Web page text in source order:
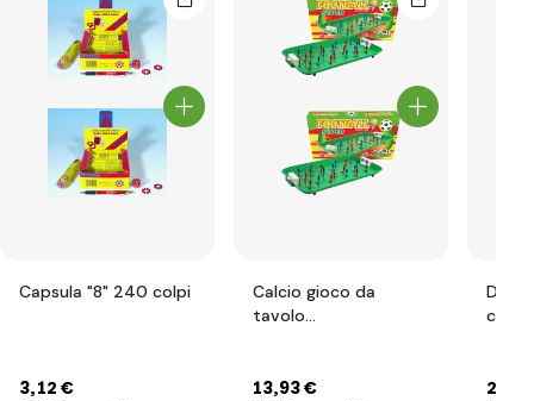
Capsula "8" 240 colpi
3,12 €
Calcio gioco da
tavolo
13,93 €
che
2